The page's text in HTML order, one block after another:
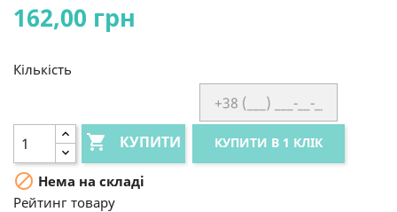
162,00 грн
Кількість
 КУПИТИ КУПИТИ В 1 КЛІК
 Нема на складі
Рейтинг товару